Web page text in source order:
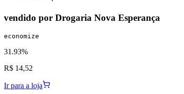
vendido por Drogaria Nova Esperança
economize
31.93%
R$ 14,52
Ir para a loja